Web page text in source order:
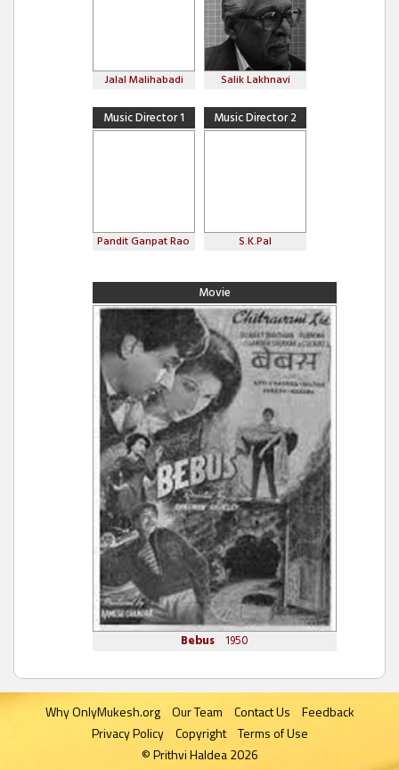
Jalal Malihabadi Salik Lakhnavi
Music Director 1
Pandit Ganpat Rao
Music Director 2
S.K.Pal
Movie
Bebus 1950
Why OnlyMukesh.org Our Team Contact Us
Feedback
Privacy Policy
Copyright
Terms of Use
© Prithvi Haldea 2026